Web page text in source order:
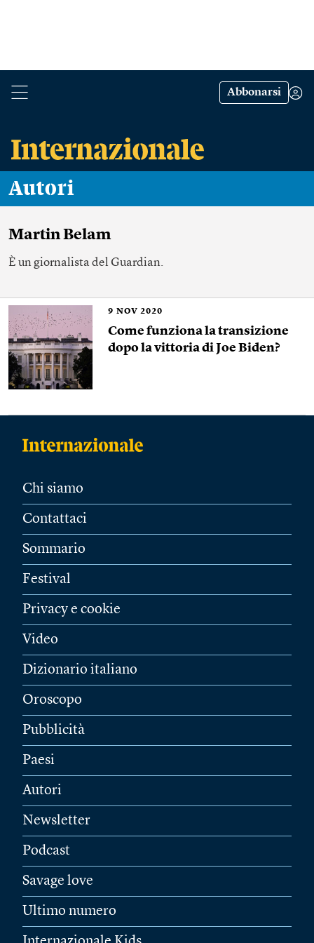
Abbonarsi
Autori
Martin Belam
È un giornalista del Guardian.
9 NOV 2020
Come funziona la transizione
dopo la vittoria di Joe Biden?
Chi siamo
Contattaci
Sommario
Festival
Privacy e cookie
Video
Dizionario italiano
Oroscopo
Pubblicità
Paesi
Autori
Newsletter
Podcast
Savage love
Ultimo numero